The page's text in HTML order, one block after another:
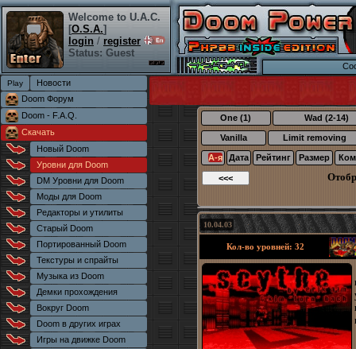
Welcome to U.A.C.
[O.S.A.]
login / register
Status: Guest
Новости
Doom Форум
Doom - F.A.Q.
Скачать
Новый Doom
Уровни для Doom
DM Уровни для Doom
Моды для Doom
Редакторы и утилиты
Старый Doom
Портированный Doom
Текстуры и спрайты
Музыка из Doom
Демки прохождения
Вокруг Doom
Doom в других играх
Игры на движке Doom
One (1) Wad (2-14)
Vanilla Limit removing
А-я Дата Рейтинг Размер
10.04.03
Кол-во уровней: 32